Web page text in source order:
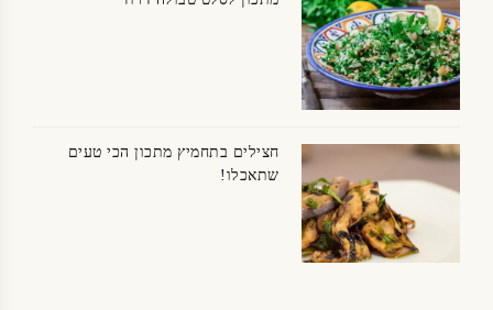
חצילים בתחמיץ מתכון הכי טעים
שתאכלו!